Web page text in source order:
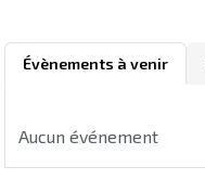
Évènements à venir
Aucun événement